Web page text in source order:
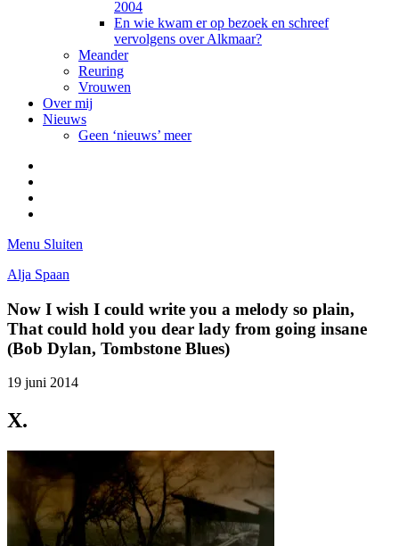
2004
En wie kwam er op bezoek en schreef
vervolgens over Alkmaar?
Meander
Reuring
Vrouwen
Over mij
Nieuws
Geen ‘nieuws’ meer
Menu Sluiten
Alja Spaan
Now I wish I could write you a melody so plain,
That could hold you dear lady from going insane
(Bob Dylan, Tombstone Blues)
19 juni 2014
X.